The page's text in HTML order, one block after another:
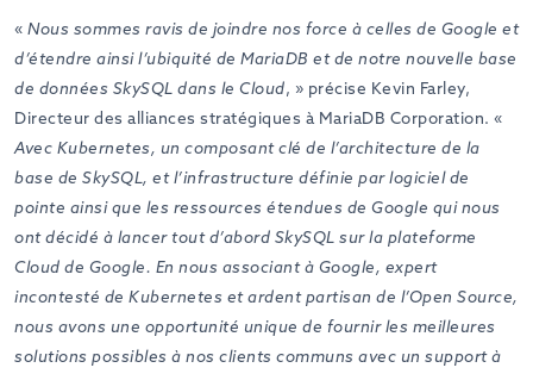
« Nous sommes ravis de joindre nos force à celles de Google et
d’étendre ainsi l’ubiquité de MariaDB et de notre nouvelle base
de données SkySQL dans le Cloud, » précise Kevin Farley,
Directeur des alliances stratégiques à MariaDB Corporation. «
Avec Kubernetes, un composant clé de l’architecture de la
base de SkySQL, et l’infrastructure définie par logiciel de
pointe ainsi que les ressources étendues de Google qui nous
ont décidé à lancer tout d’abord SkySQL sur la plateforme
Cloud de Google. En nous associant à Google, expert
incontesté de Kubernetes et ardent partisan de l’Open Source,
nous avons une opportunité unique de fournir les meilleures
solutions possibles à nos clients communs avec un support à